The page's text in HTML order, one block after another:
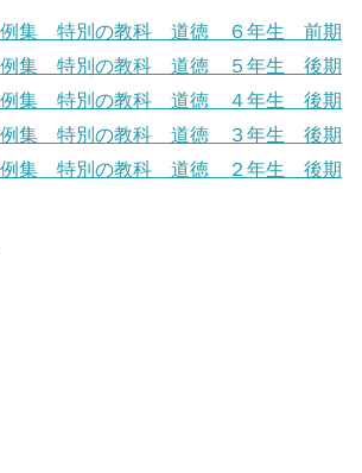
例集 特別の教科 道徳 ６年生 前期
例集 特別の教科 道徳 ５年生 後期
例集 特別の教科 道徳 ４年生 後期
例集 特別の教科 道徳 ３年生 後期
例集 特別の教科 道徳 ２年生 後期